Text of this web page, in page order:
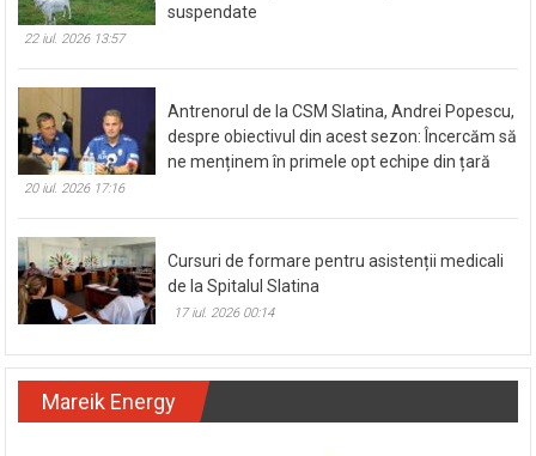
suspendate
22 iul. 2026 13:57
Antrenorul de la CSM Slatina, Andrei Popescu,
despre obiectivul din acest sezon: Încercăm să
ne menținem în primele opt echipe din țară
20 iul. 2026 17:16
Cursuri de formare pentru asistenții medicali
de la Spitalul Slatina
17 iul. 2026 00:14
Mareik Energy